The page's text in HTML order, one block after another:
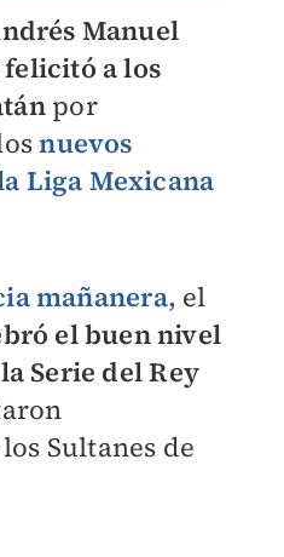
Manuel
a los
por
nuevos
Liga Mexicana
mañanera, el
el buen nivel
Serie del Rey
Sultanes de